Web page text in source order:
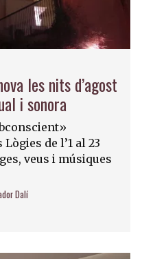
les nits d’agost
i sonora
de l’1 al 23
veus i músiques
Dalí